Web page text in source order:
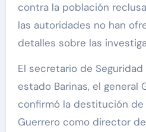
contra la población
las autoridades no han
detalles sobre las
El secretario de
estado Barinas, el general
confirmó la destitución de
Guerrero como director